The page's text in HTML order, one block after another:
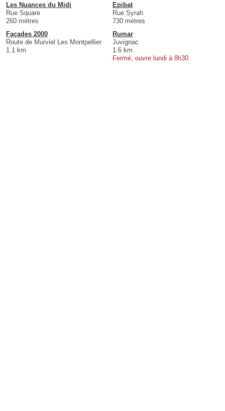
Les Nuances du Midi
Rue Square
260 mètres
Epibat
Rue Syrah
730 mètres
Façades 2000
Route de Murviel Les Montpellier
1.1 km
Rumar
Juvignac
1.6 km
Fermé, ouvre lundi à 8h30